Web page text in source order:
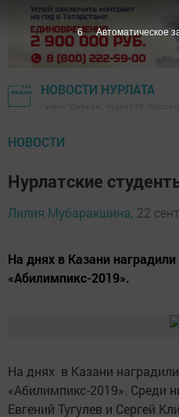
НОВОСТИ НУРЛАТА
НОВОСТИ
Нурлатские
Лилия Мубаракшина, 22
На днях в Казани
«Абилимпикс-2019».
На днях в Казани
«Абилимпикс-2019». Среди
Евгений Тугулев и Сергей
5 Автоматическое